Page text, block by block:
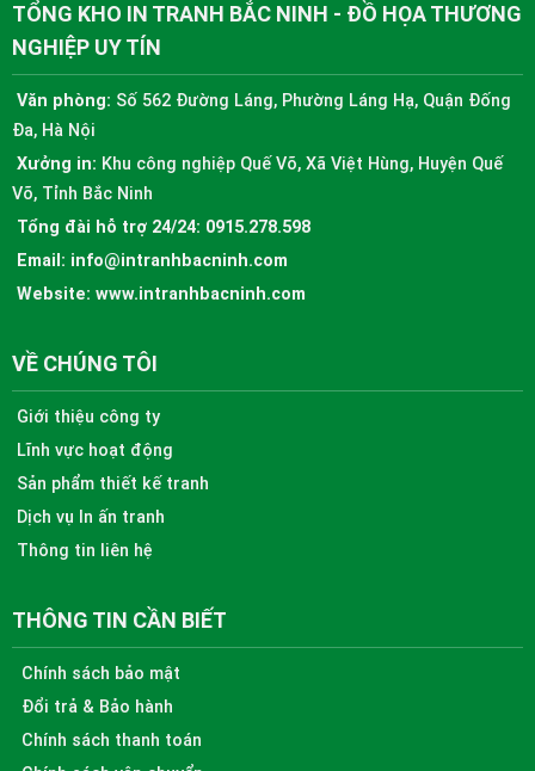
TỔNG KHO IN TRANH BẮC NINH - ĐỒ HỌA THƯƠNG
NGHIỆP UY TÍN
Văn phòng: Số 562 Đường Láng, Phường Láng Hạ, Quận Đống
Đa, Hà Nội
Xưởng in: Khu công nghiệp Quế Võ, Xã Việt Hùng, Huyện Quế
Võ, Tỉnh Bắc Ninh
Tổng đài hỗ trợ 24/24: 0915.278.598
Email: info@intranhbacninh.com
Website: www.intranhbacninh.com
VỀ CHÚNG TÔI
Giới thiệu công ty
Lĩnh vực hoạt động
Sản phẩm thiết kế tranh
Dịch vụ In ấn tranh
Thông tin liên hệ
THÔNG TIN CẦN BIẾT
Chính sách bảo mật
Đổi trả & Bảo hành
Chính sách thanh toán